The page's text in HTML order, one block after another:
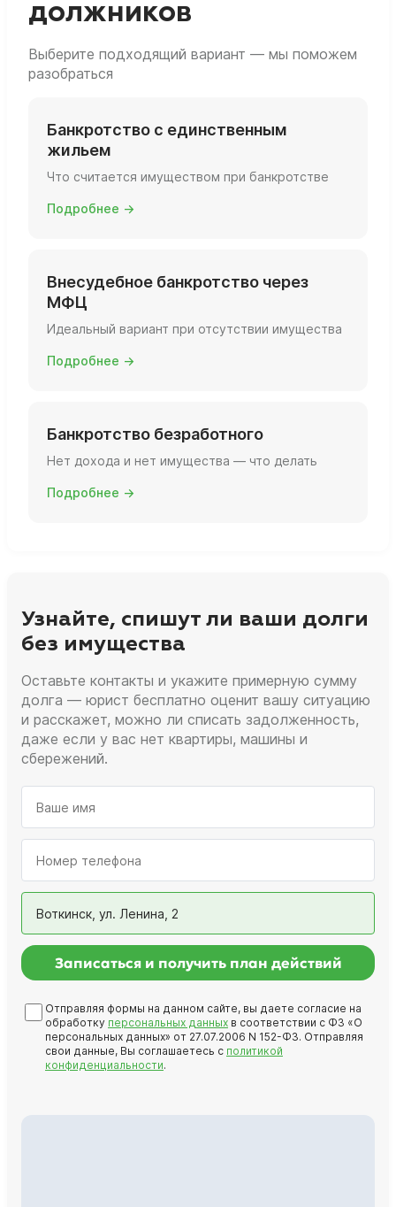
должников
Выберите подходящий вариант — мы поможем
разобраться
Банкротство с единственным
жильем
Что считается имуществом при банкротстве
Подробнее →
Внесудебное банкротство через
МФЦ
Идеальный вариант при отсутствии имущества
Подробнее →
Банкротство безработного
Нет дохода и нет имущества — что делать
Подробнее →
Узнайте, спишут ли ваши долги
без имущества
Оставьте контакты и укажите примерную сумму
долга — юрист бесплатно оценит вашу ситуацию
и расскажет, можно ли списать задолженность,
даже если у вас нет квартиры, машины и
сбережений.
Воткинск, ул. Ленина, 2
Записаться и получить план действий
Отправляя формы на данном сайте, вы даете согласие на
обработку персональных данных в соответствии с ФЗ «О
персональных данных» от 27.07.2006 N 152-ФЗ. Отправляя
свои данные, Вы соглашаетесь с политикой
конфиденциальности.